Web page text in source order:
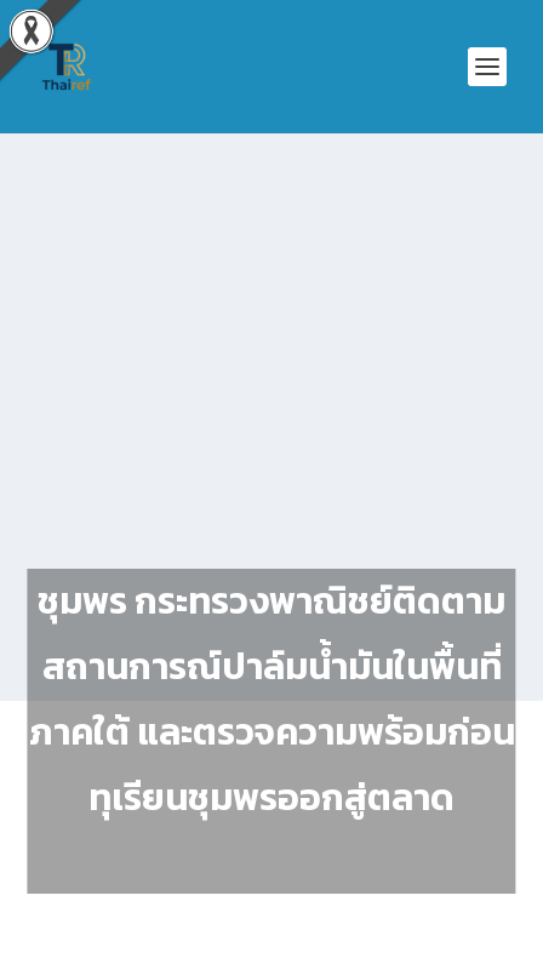
ชุมพร กระทรวงพาณิชย์ติดตาม
สถานการณ์ปาล์มน้ำมันในพื้นที่
ภาคใต้ และตรวจความพร้อมก่อน
ทุเรียนชุมพรออกสู่ตลาด